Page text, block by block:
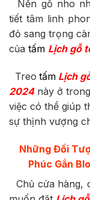
Nền gỗ nho
tiết tâm linh
đỏ sang trọng
của tấm Lịch gỗ
Treo tấm Lịch
2024này ở
việc có thể giúp
sự thịnh vượng
Những Đối
Phúc Gắn
Chủ cửa hàng,